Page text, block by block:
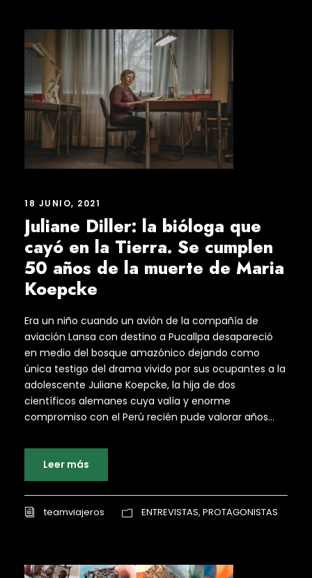
18 JUNIO, 2021
Juliane Diller: la bióloga que
cayó en la Tierra. Se cumplen
50 años de la muerte de Maria
Koepcke
Era un niño cuando un avión de la compañía de
aviación Lansa con destino a Pucallpa desapareció
en medio del bosque amazónico dejando como
única testigo del drama vivido por sus ocupantes a la
adolescente Juliane Koepcke, la hija de dos
científicos alemanes cuya valía y enorme
compromiso con el Perú recién pude valorar años...
Leer más
teamviajeros ENTREVISTAS, PROTAGONISTAS